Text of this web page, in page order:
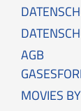
AGB
MOVIES